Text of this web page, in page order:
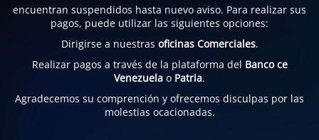
encuentran suspendidos hasta nuevo aviso. Para realizar sus
pagos, puede utilizar las siguientes opciones:
Dirigirse a nuestras oficinas Comerciales.
Realizar pagos a través de la plataforma del Banco ce
Venezuela o Patria.
Agradecemos su comprención y ofrecemos disculpas por las
molestias ocacionadas.